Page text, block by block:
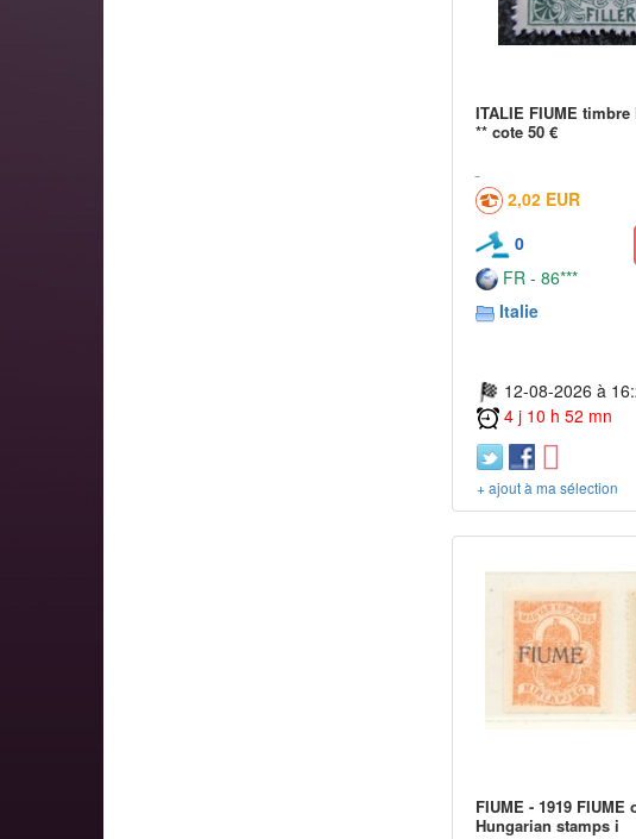
ITALIE FIUME timbre
** cote 50 €
2,02 EUR
0
FR - 86***
Italie
12-08-2026 à
4 j 10 h 52 mn
+ ajout à ma sélection
FIUME - 1919 FIUME
Hungarian stamps i